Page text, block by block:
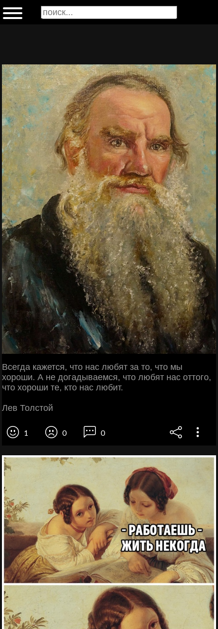
Всегда кажется, что нас любят за то, что мы
хороши. А не догадываемся, что любят нас оттого,
что хороши те, кто нас любит.
Лев Толстой
1 0 0